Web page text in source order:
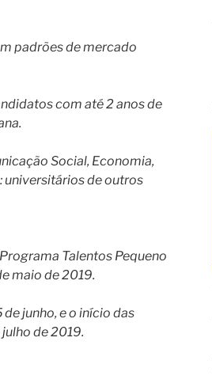
padrões de mercado
com até 2 anos de
Social, Economia,
universitários de outros
Talentos Pequeno
maio de 2019.
junho, e o início das
de 2019.